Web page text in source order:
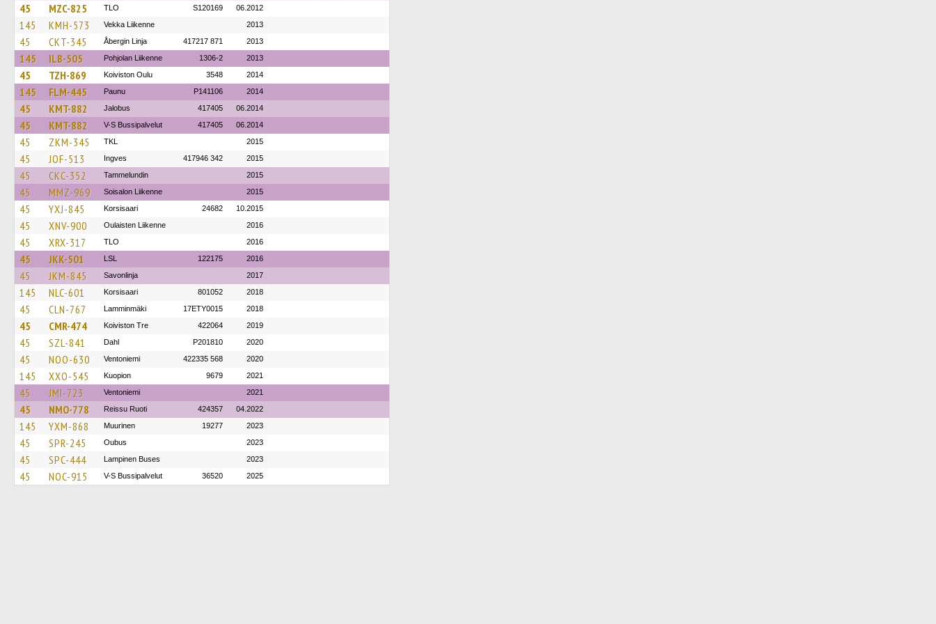
45 MZC-825 TLO S120169 06.2012
145 KMH-573 Vekka Liikenne 2013
45 CKT-345 Åbergin Linja 417217 871 2013
145 ILB-505 Pohjolan Liikenne 1306-2 2013
45 TZH-869 Koiviston Oulu 3548 2014
145 FLM-445 Paunu P141106 2014
45 KMT-882 Jalobus 417405 06.2014
45 KMT-882 V-S Bussipalvelut 417405 06.2014
45 ZKM-345 TKL 2015
45 JOF-513 Ingves 417946 342 2015
45 CKC-352 Tammelundin 2015
45 MMZ-969 Soisalon Liikenne 2015
45 YXJ-845 Korsisaari 24682 10.2015
45 XNV-900 Oulaisten Liikenne 2016
45 XRX-317 TLO 2016
45 JKK-501 LSL 122175 2016
45 JKM-845 Savonlinja 2017
145 NLC-601 Korsisaari 801052 2018
45 CLN-767 Lamminmäki 17ETY0015 2018
45 CMR-474 Koiviston Tre 422064 2019
45 SZL-841 Dahl P201810 2020
45 NOO-630 Ventoniemi 422335 568 2020
145 XXO-545 Kuopion 9679 2021
45 JMI-723 Ventoniemi 2021
45 NMO-778 Reissu Ruoti 424357 04.2022
145 YXM-868 Muurinen 19277 2023
45 SPR-245 Oubus 2023
45 SPC-444 Lampinen Buses 2023
45 NOC-915 V-S Bussipalvelut 36520 2025